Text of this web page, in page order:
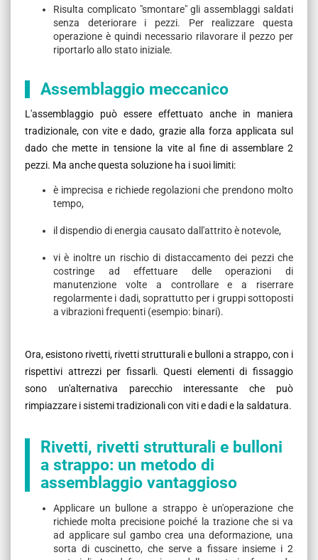
Risulta complicato "smontare" gli assemblaggi saldati
senza deteriorare i pezzi. Per realizzare questa
operazione è quindi necessario rilavorare il pezzo per
riportarlo allo stato iniziale.
Assemblaggio meccanico
L'assemblaggio può essere effettuato anche in maniera
tradizionale, con vite e dado, grazie alla forza applicata sul
dado che mette in tensione la vite al fine di assemblare 2
pezzi. Ma anche questa soluzione ha i suoi limiti:
è imprecisa e richiede regolazioni che prendono molto
tempo,
il dispendio di energia causato dall'attrito è notevole,
vi è inoltre un rischio di distaccamento dei pezzi che
costringe ad effettuare delle operazioni di
manutenzione volte a controllare e a riserrare
regolarmente i dadi, soprattutto per i gruppi sottoposti
a vibrazioni frequenti (esempio: binari).
Ora, esistono rivetti, rivetti strutturali e bulloni a strappo, con i
rispettivi attrezzi per fissarli. Questi elementi di fissaggio
sono un'alternativa parecchio interessante che può
rimpiazzare i sistemi tradizionali con viti e dadi e la saldatura.
Rivetti, rivetti strutturali e bulloni
a strappo: un metodo di
assemblaggio vantaggioso
Applicare un bullone a strappo è un'operazione che
richiede molta precisione poiché la trazione che si va
ad applicare sul gambo crea una deformazione, una
sorta di cuscinetto, che serve a fissare insieme i 2